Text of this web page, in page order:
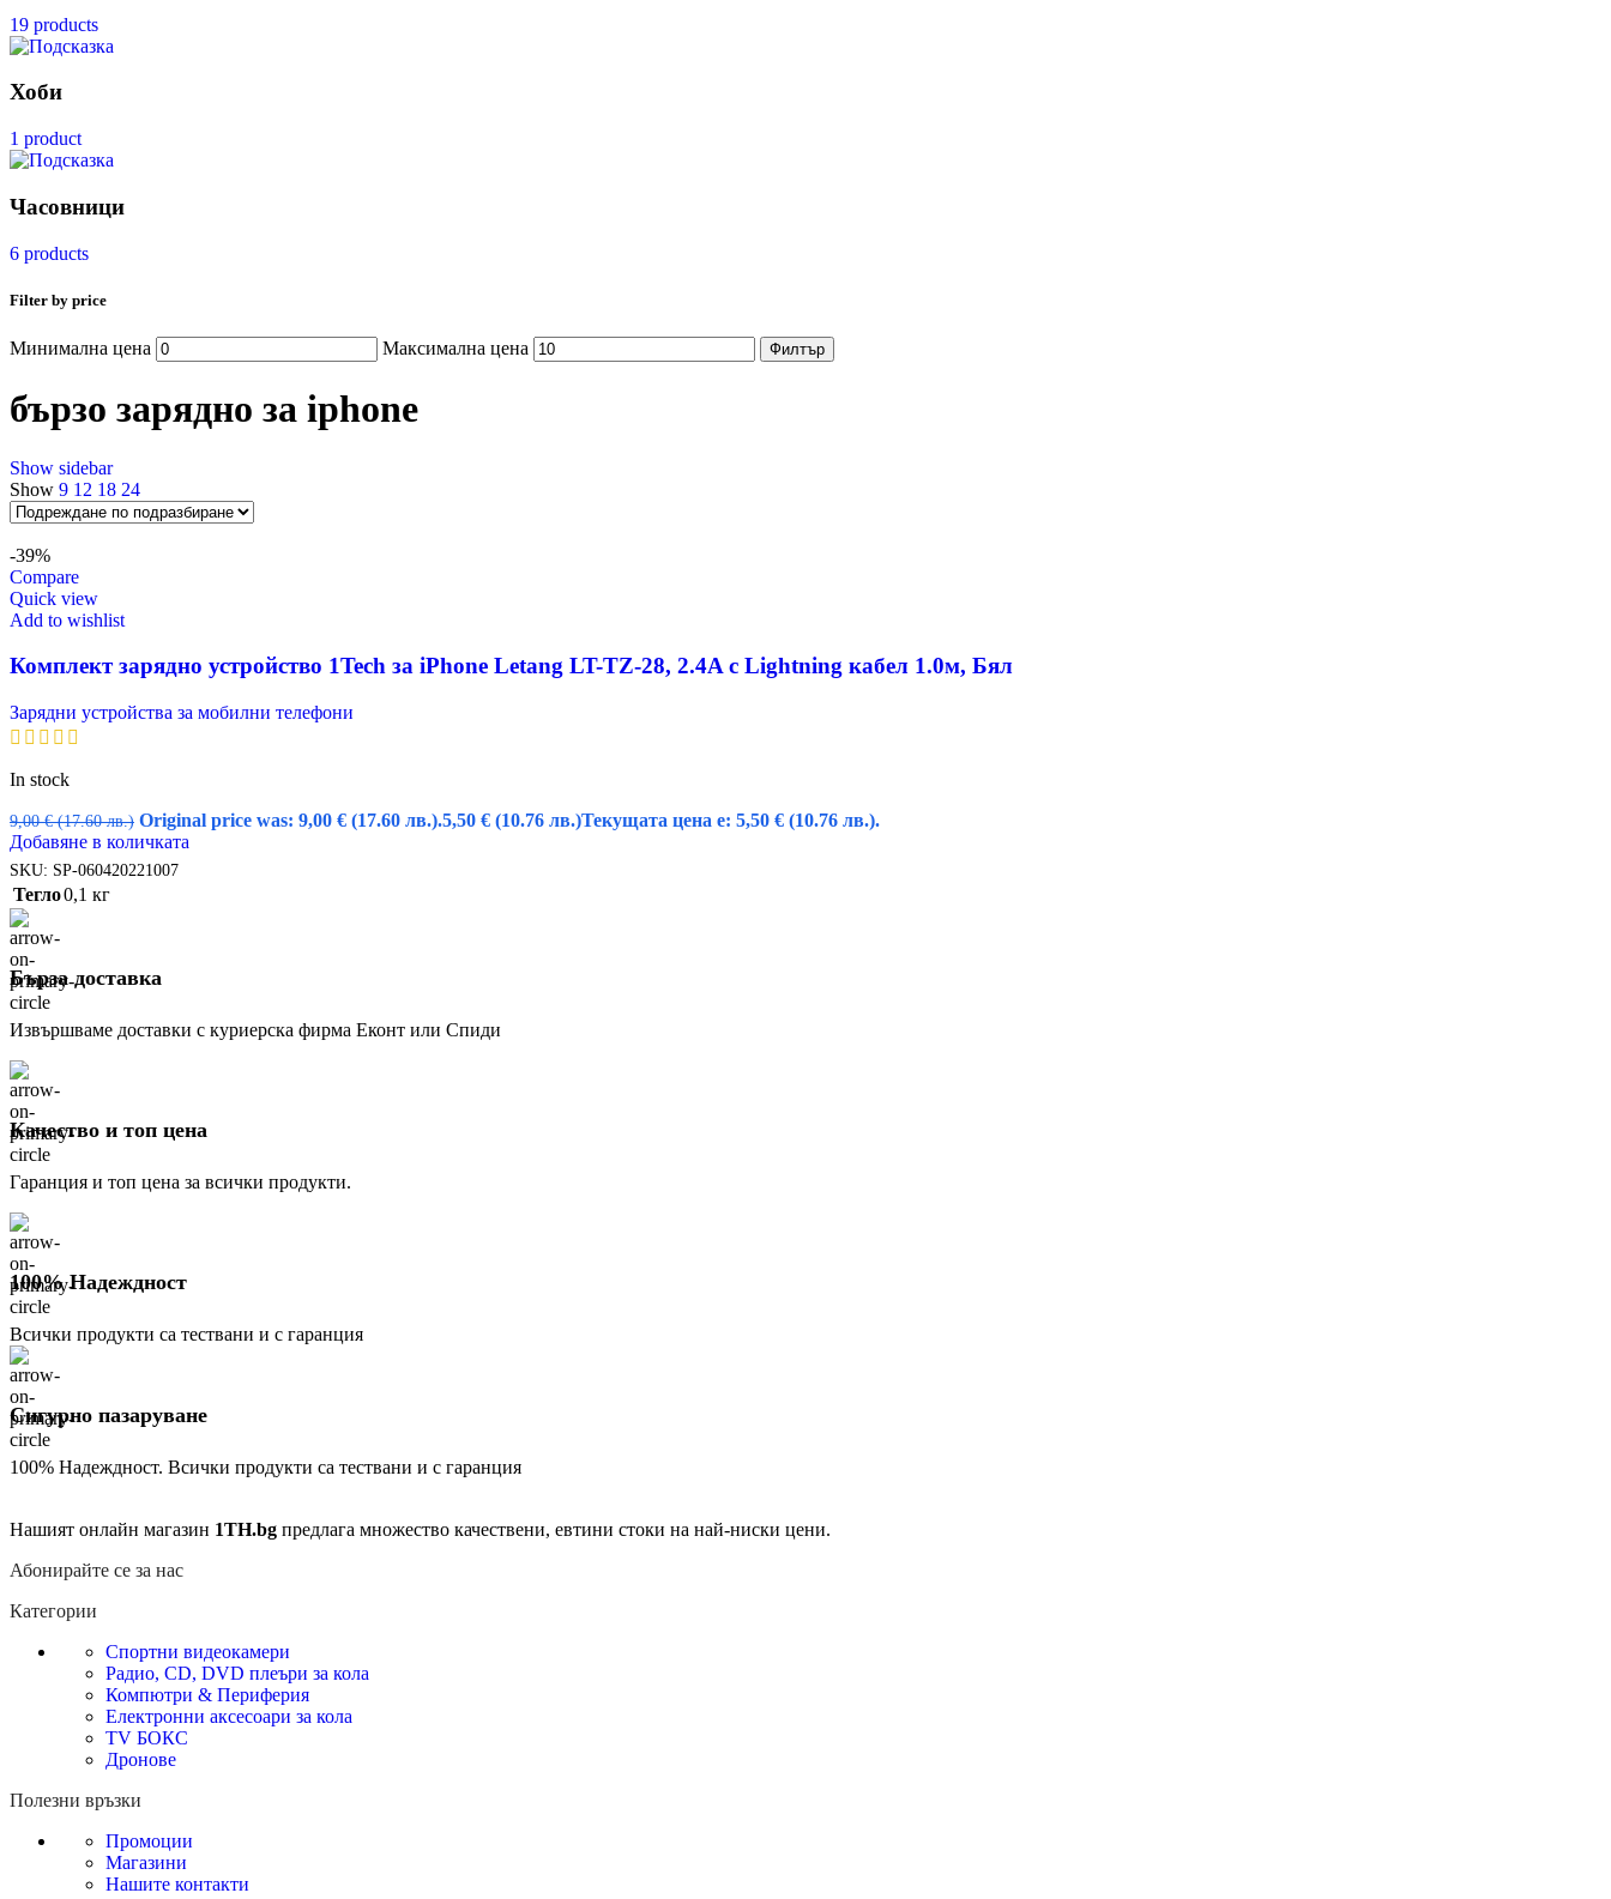
19 products
Хоби
1 product
Часовници
6 products
Filter by price
Минимална цена Максимална цена Филтър
бързо зарядно за iphone
Show sidebar
Show 9 12 18 24
-39%
Compare
Quick view
Add to wishlist
Комплект зарядно устройство 1Tech за iPhone Letang LT-TZ-28, 2.4A с Lightning кабел 1.0м, Бял
Зарядни устройства за мобилни телефони
In stock
9,00€ (17.60 лв.) Original price was: 9,00 € (17.60 лв.).5,50 € (10.76 лв.)Текущата цена е: 5,50 € (10.76 лв.).
Добавяне в количката
SKU: SP-060420221007
Тегло0,1 кг
Бърза доставка
Извършваме доставки с куриерска фирма Еконт или Спиди
Качество и топ цена
Гаранция и топ цена за всички продукти.
100% Надеждност
Всички продукти са тествани и с гаранция
Сигурно пазаруване
100% Надеждност. Всички продукти са тествани и с гаранция
Нашият онлайн магазин 1TH.bg предлага множество качествени, евтини стоки на най-ниски цени.
Абонирайте се за нас
Категории
Спортни видеокамери
Радио, CD, DVD плеъри за кола
Компютри & Периферия
Електронни аксесоари за кола
TV БОКС
Дронове
Полезни връзки
Промоции
Магазини
Нашите контакти